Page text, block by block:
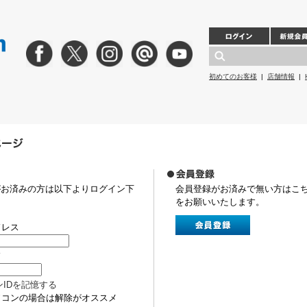
初めてのお客様 | 店舗情報 |
済みの方は以下よりログイン下
ス
IDを記憶する
ンの場合は解除がオススメ
会員登録がお済みで無い方はこ
をお願いいたします。